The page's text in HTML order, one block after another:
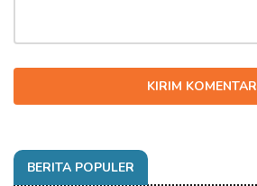
KIRIM KOMENTAR
BERITA POPULER